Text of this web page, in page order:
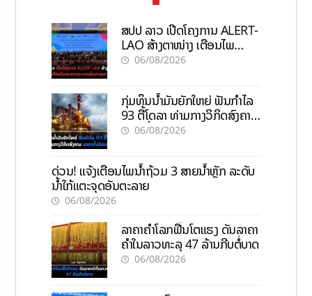
ສປປ ລາວ ເປີດໂຄງການ ALERT-
LAO ສ້າງຕາໜ່າງ ເຕືອນໄພ
ພະຍາດລະບາດທົ່ວປະເທດ
06/08/2026
ກຸ່ມທຶນນ້ຳມັນຍັກໃຫຍ່ ຟັນກຳໄລ
93 ຕື້ໂດລາ ທ່າມກາງວິກິດສົງຄາມ
ລາຄານໍ້າມັນແພງ
06/08/2026
ດ່ວນ! ແຈ້ງເຕືອນໄພນໍ້າຖ້ວມ 3 ສາຍນໍ້າຫຼັກ ລະດັບ
ນໍ້າໃກ້ແຕະຈຸດອັນຕະລາຍ
06/08/2026
ລາຄາຄຳໂລກຟື້ນໂຕແຮງ ດັນລາຄາ
ຄຳໃນລາວທະລຸ 47 ລ້ານກີບຕໍ່ບາດ
06/08/2026